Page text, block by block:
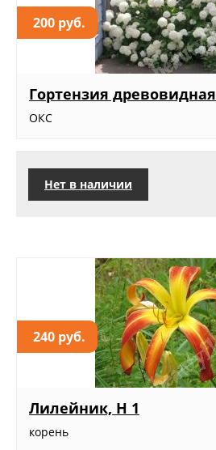
200 руб.
Гортензия древовидная
ОКС
Нет в наличии
240 руб.
Лилейник, Н 1
корень